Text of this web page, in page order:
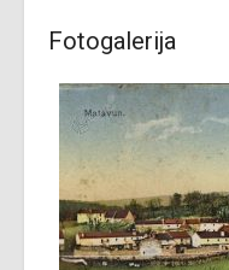
Fotogalerija